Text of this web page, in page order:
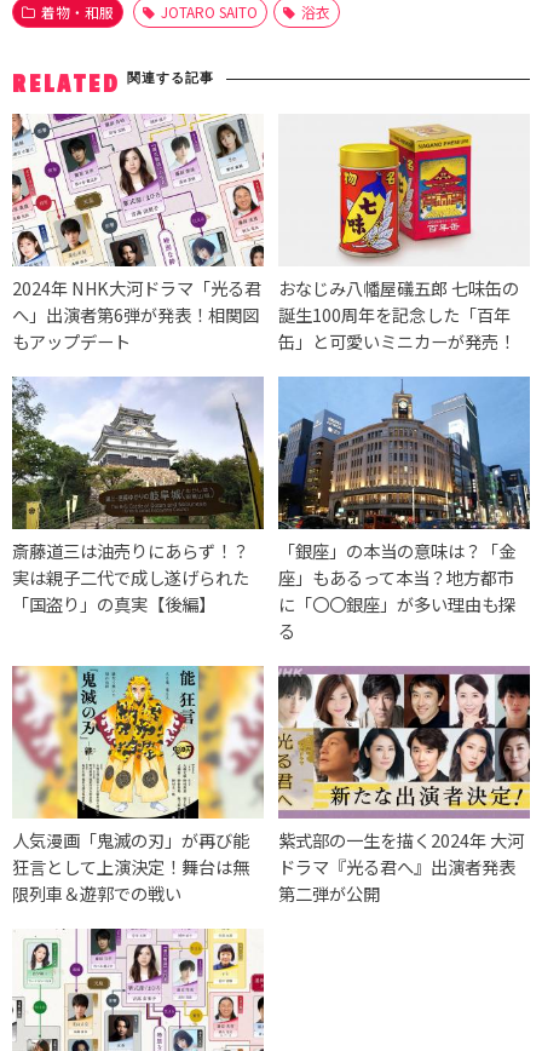
着物・和服 JOTARO SAITO 浴衣
RELATED 関連する記事
2024年 NHK大河ドラマ「光る君
へ」出演者第6弾が発表！相関図
もアップデート
おなじみ八幡屋礒五郎 七味缶の
誕生100周年を記念した「百年
缶」と可愛いミニカーが発売！
斎藤道三は油売りにあらず！？
実は親子二代で成し遂げられた
「国盗り」の真実【後編】
「銀座」の本当の意味は？「金
座」もあるって本当？地方都市
に「〇〇銀座」が多い理由も探
る
人気漫画「鬼滅の刃」が再び能
狂言として上演決定！舞台は無
限列車＆遊郭での戦い
紫式部の一生を描く2024年 大河
ドラマ『光る君へ』出演者発表
第二弾が公開